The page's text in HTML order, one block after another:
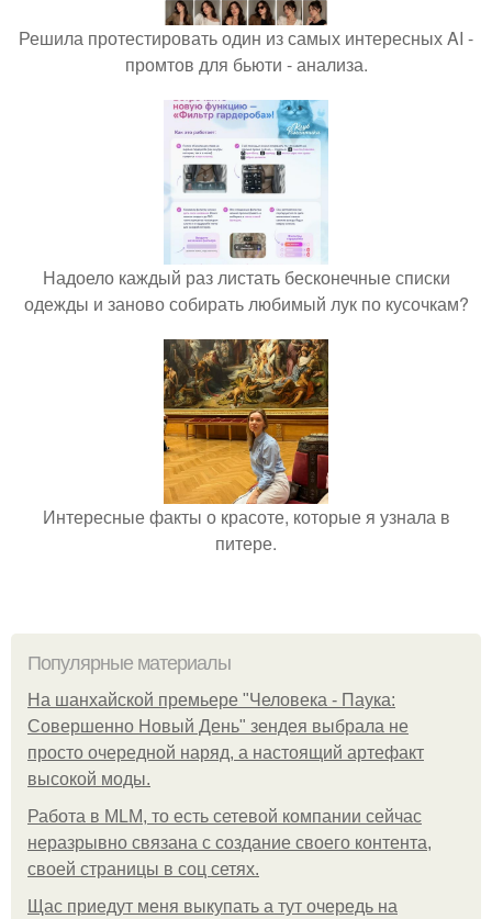
Решила протестировать один из самых интересных AI -
промтов для бьюти - анализа.
Надоело каждый раз листать бесконечные списки
одежды и заново собирать любимый лук по кусочкам?
Интересные факты о красоте, которые я узнала в
питере.
Популярные материалы
На шанхайской премьере "Человека - Паука:
Совершенно Новый День" зендея выбрала не
просто очередной наряд, а настоящий артефакт
высокой моды.
Работа в MLM, то есть сетевой компании сейчас
неразрывно связана с создание своего контента,
своей страницы в соц сетях.
Щас приедут меня выкупать а тут очередь на